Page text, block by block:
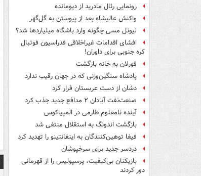
رونمایی رئال مادرید از دیومانده
واکنش عالیشاه بعد از پیوستن به گل‌گهر
لیونل مسی چگونه وارد باشگاه میلیاردها شد؟
افشای اقدامات غیراخلاقی فدراسیون فوتبال
کره جنوبی برای داوران!
فورلان به خانه بازگشت
پادشاه سنگین‌وزنی که در جهان رقیب ندارد
دشان از دست عربستان فرار کرد
صنعت‌نفت آبادان ۲ مدافع جدید جذب کرد
آینده نامعلوم طارمی در المپیاکوس
بازگشت اندونگ به استقلال منتفی شد
فیفا توهین‌کنندگان به اینفانتینو را تهدید کرد
دردسر جدید برای سرخپوشان
بازیکنان بی‌کیفیت، پرسپولیس را از قهرمانی
دور کردند